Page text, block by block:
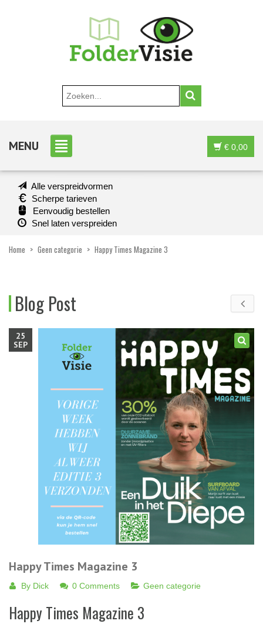
MENU € 0,00
Alle verspreidvormen
Scherpe tarieven
Eenvoudig bestellen
Snel laten verspreiden
Home > Geen categorie > Happy Times Magazine 3
Blog Post
25
SEP
Happy Times Magazine 3
By Dick 0 Comments Geen categorie
Happy Times Magazine 3